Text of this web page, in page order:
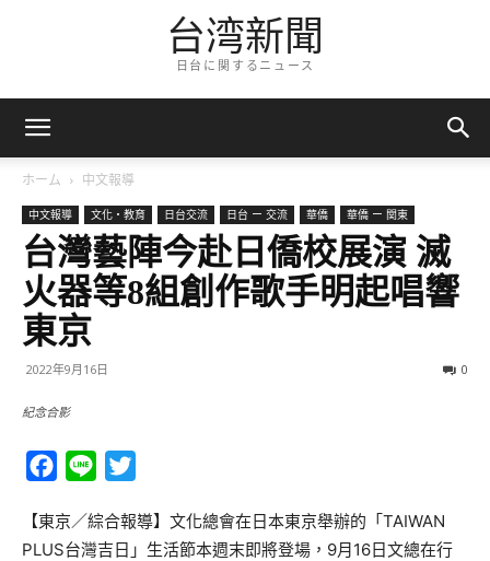
台湾新聞
日台に関するニュース
ホーム 中文報導
中文報導 文化・教育 日台交流 日台 ー 交流 華僑 華僑 ー 関東
台灣藝陣今赴日僑校展演 滅
火器等8組創作歌手明起唱響
東京
2022年9月16日 0
紀念合影
Facebook
Line
【東京／綜合報導】文化總會在日本東京舉辦的「TAIWAN
PLUS台灣吉日」生活節本週末即將登場，9月16日文總在行